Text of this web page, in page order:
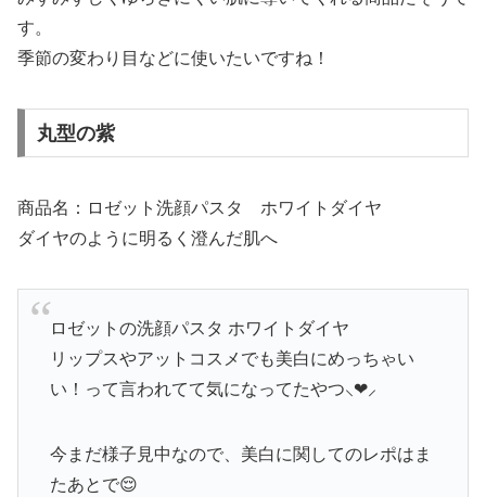
す。
季節の変わり目などに使いたいですね！
丸型の紫
商品名：ロゼット洗顔パスタ ホワイトダイヤ
ダイヤのように明るく澄んだ肌へ
ロゼットの洗顔パスタ ホワイトダイヤ
リップスやアットコスメでも美白にめっちゃい
い！って言われてて気になってたやつ⸜❤︎⸝‍
今まだ様子見中なので、美白に関してのレポはま
たあとで😌